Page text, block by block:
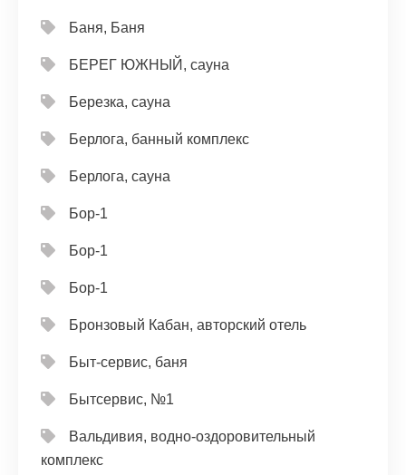
Баня, Баня
БЕРЕГ ЮЖНЫЙ, сауна
Березка, сауна
Берлога, банный комплекс
Берлога, сауна
Бор-1
Бор-1
Бор-1
Бронзовый Кабан, авторский отель
Быт-сервис, баня
Бытсервис, №1
Вальдивия, водно-оздоровительный
комплекс